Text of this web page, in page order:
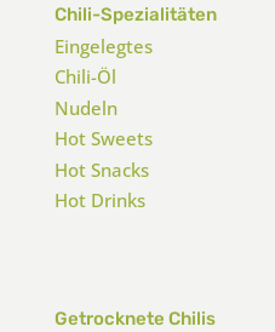
Chili-Spezialitäten
Eingelegtes
Chili-Öl
Nudeln
Hot Sweets
Hot Snacks
Hot Drinks
Getrocknete Chilis